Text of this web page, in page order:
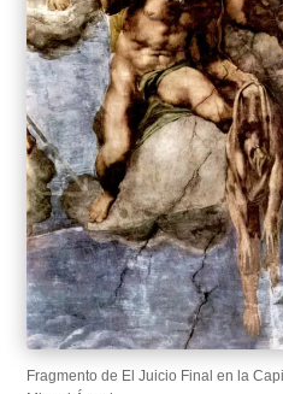
Fragmento de El Juicio Final en la